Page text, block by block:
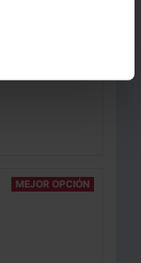
MEJOR OPCIÓN